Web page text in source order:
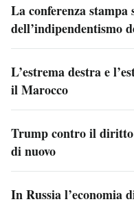
La conferenza
dell’indipendentismo
L’estrema destra e
il Marocco
Trump contro il
di nuovo
In Russia l’economia